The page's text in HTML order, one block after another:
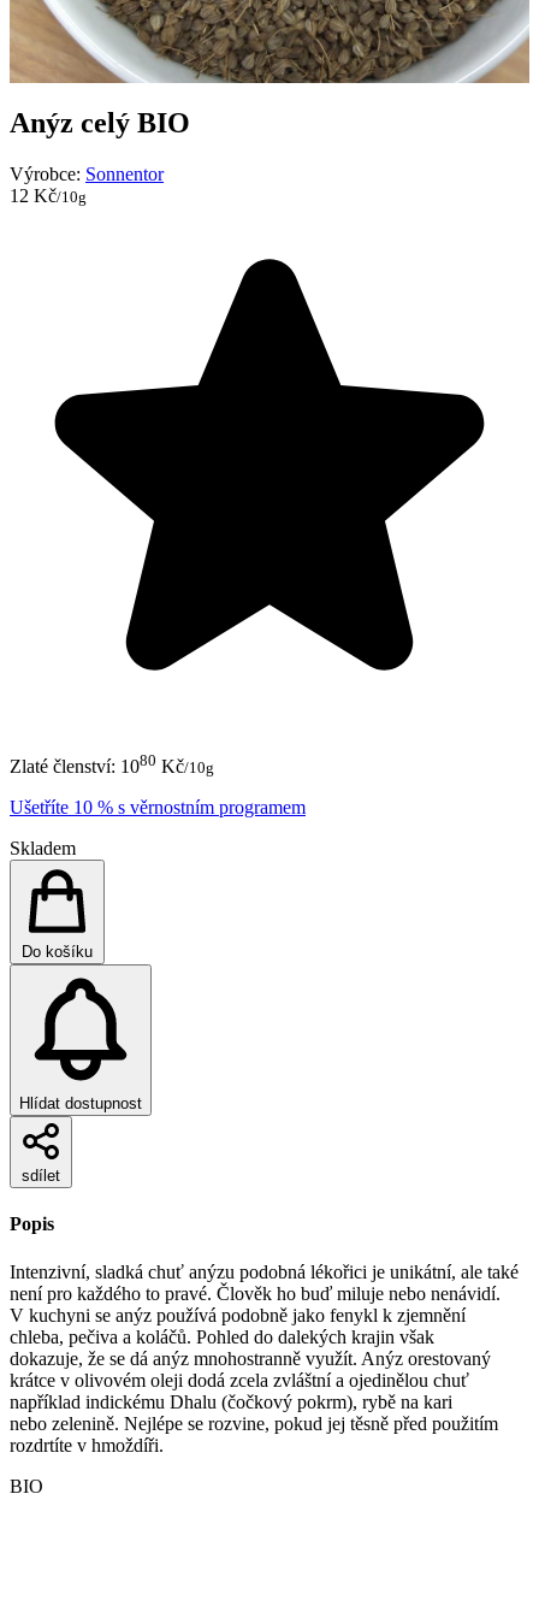
Anýz celý BIO
Výrobce: Sonnentor
12 Kč/10g
Zlaté členství: 1080 Kč/10g
Ušetříte 10 % s věrnostním programem
Skladem
Do košíku
Hlídat dostupnost
sdílet
Popis
Intenzivní, sladká chuť anýzu podobná lékořici je unikátní, ale také
není pro každého to pravé. Člověk ho buď miluje nebo nenávidí.
V kuchyni se anýz používá podobně jako fenykl k zjemnění
chleba, pečiva a koláčů. Pohled do dalekých krajin však
dokazuje, že se dá anýz mnohostranně využít. Anýz orestovaný
krátce v olivovém oleji dodá zcela zvláštní a ojedinělou chuť
například indickému Dhalu (čočkový pokrm), rybě na kari
nebo zelenině. Nejlépe se rozvine, pokud jej těsně před použitím
rozdrtíte v hmoždíři.
BIO